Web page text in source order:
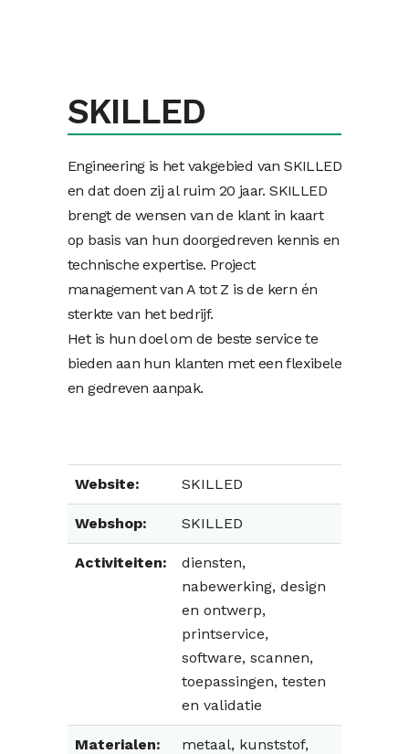
SKILLED
Engineering is het vakgebied van SKILLED
en dat doen zij al ruim 20 jaar. SKILLED
brengt de wensen van de klant in kaart
op basis van hun doorgedreven kennis en
technische expertise. Project
management van A tot Z is de kern én
sterkte van het bedrijf.
Het is hun doel om de beste service te
bieden aan hun klanten met een flexibele
en gedreven aanpak.
Website: SKILLED
Webshop: SKILLED
Activiteiten:
diensten,
nabewerking, design
en ontwerp,
printservice,
software, scannen,
toepassingen, testen
en validatie
Materialen:
metaal, kunststof,